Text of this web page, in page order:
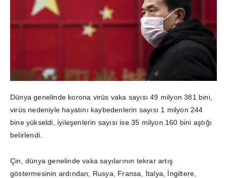
Dünya genelinde korona virüs vaka sayısı 49 milyon 381 bini,
virüs nedeniyle hayatını kaybedenlerin sayısı 1 milyon 244
bine yükseldi, iyileşenlerin sayısı ise 35 milyon 160 bini aştığı
belirlendi.
Çin, dünya genelinde vaka sayılarının tekrar artış
göstermesinin ardından, Rusya, Fransa, İtalya, İngiltere,